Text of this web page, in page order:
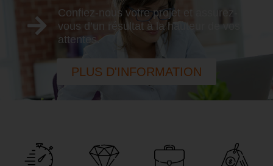
Confiez-nous votre projet et assurez-
vous d’un résultat à la hauteur de vos
attentes.
PLUS D'INFORMATION